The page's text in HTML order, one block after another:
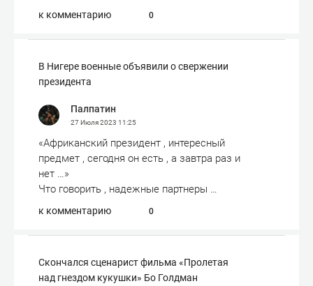
к комментарию 0
В Нигере военные объявили о свержении
президента
Палпатин
27 Июля 2023 11:25
«Африканский президент , интересный
предмет , сегодня он есть , а завтра раз и
нет …»
Что говорить , надежные партнеры …
к комментарию 0
Скончался сценарист фильма «Пролетая
над гнездом кукушки» Бо Голдман